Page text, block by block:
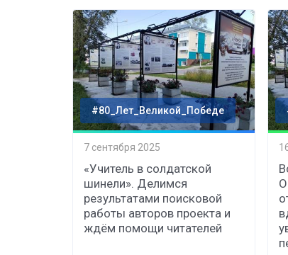
#80_Лет_Великой_Победе
7 сентября 2025
«Учитель в солдатской
шинели». Делимся
результатами поисковой
работы авторов проекта и
ждём помощи читателей